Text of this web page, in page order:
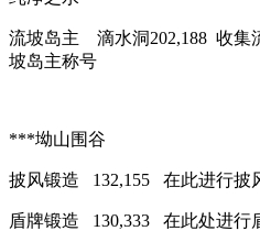
流坡岛主 滴水洞202,188 收集
坡岛主称号
***坳山围谷
披风锻造 132,155 在此进行披
盾牌锻造 130,333 在此处进行